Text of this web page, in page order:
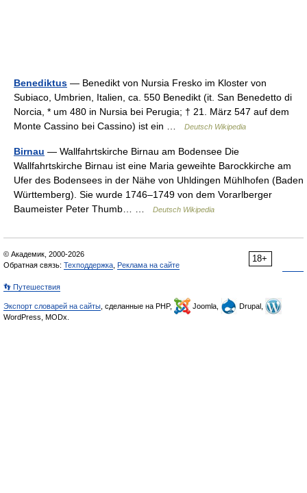
Benediktus — Benedikt von Nursia Fresko im Kloster von
Subiaco, Umbrien, Italien, ca. 550 Benedikt (it. San Benedetto di
Norcia, * um 480 in Nursia bei Perugia; † 21. März 547 auf dem
Monte Cassino bei Cassino) ist ein …
Deutsch Wikipedia
Birnau — Wallfahrtskirche Birnau am Bodensee Die
Wallfahrtskirche Birnau ist eine Maria geweihte Barockkirche am
Ufer des Bodensees in der Nähe von Uhldingen Mühlhofen (Baden
Württemberg). Sie wurde 1746–1749 von dem Vorarlberger
Baumeister Peter Thumb… …
Deutsch Wikipedia
18+
© Академик, 2000-2026
Обратная связь: Техподдержка Реклама на сайте
👣 Путешествия
Экспорт словарей на сайты , сделанные на PHP, Joomla,
Drupal,
WordPress, MODx.